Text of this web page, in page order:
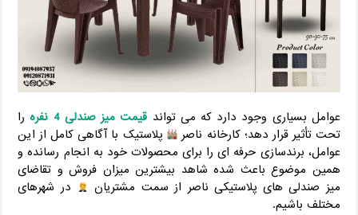
عوامل بسیاری وجود دارد که می تواند قیمت میز صندلی 4 نفره
را
تحت تأثیر قرار دهد؛ کارخانه ناصر
پلاستیک با آگاهی کامل از این
عوامل، برندسازی حرفه ای را برای محصولات خود به انجام رسانده و
همین موضوع باعث شده شاهد بیشترین میزان فروش و تقاضای
میز صندلی های پلاستیکی ناصر از سمت مشتریان
در شهرهای
مختلف باشیم.